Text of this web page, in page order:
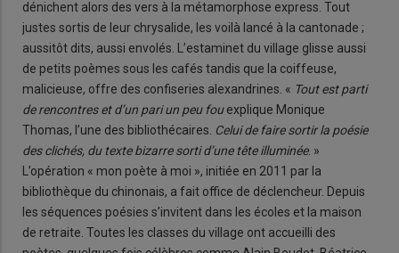
dénichent alors des vers à la métamorphose express. Tout
justes sortis de leur chrysalide, les voilà lancé à la cantonade ;
aussitôt dits, aussi envolés. L’estaminet du village glisse aussi
de petits poèmes sous les cafés tandis que la coiffeuse,
malicieuse, offre des confiseries alexandrines. « Tout est parti
de rencontres et d’un pari un peu fouexplique Monique
Thomas, l’une des bibliothécaires. Celui de faire sortir la poésie
des clichés, du texte bizarre sorti d’une tête illuminée. »
L’opération « mon poète à moi », initiée en 2011 par la
bibliothèque du chinonais, a fait office de déclencheur. Depuis
les séquences poésies s’invitent dans les écoles et la maison
de retraite. Toutes les classes du village ont accueilli des